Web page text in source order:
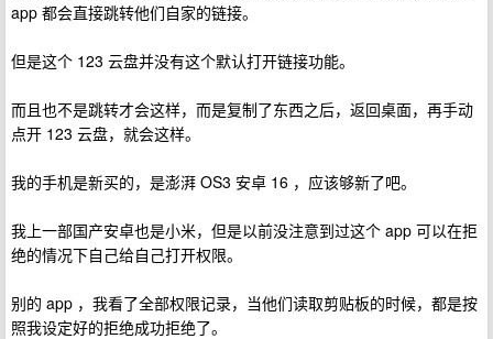
app 都会直接跳转他们自家的链接。
但是这个 123 云盘并没有这个默认打开链接功能。
而且也不是跳转才会这样，而是复制了东西之后，返回桌面，再手动
点开 123 云盘，就会这样。
我的手机是新买的，是澎湃 OS3 安卓 16 ，应该够新了吧。
我上一部国产安卓也是小米，但是以前没注意到过这个 app 可以在拒
绝的情况下自己给自己打开权限。
别的 app ，我看了全部权限记录，当他们读取剪贴板的时候，都是按
照我设定好的拒绝成功拒绝了。